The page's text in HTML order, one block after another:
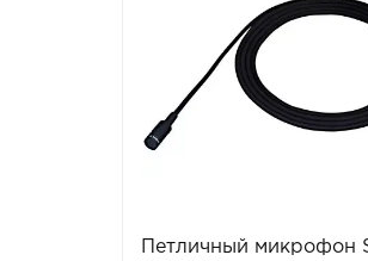
Петличный микрофон